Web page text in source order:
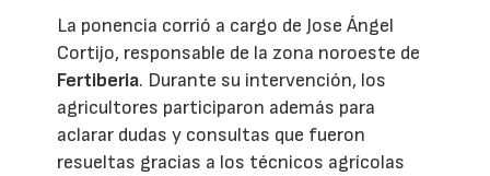
La ponencia corrió a cargo de Jose Ángel
Cortijo, responsable de la zona noroeste de
Fertiberia. Durante su intervención, los
agricultores participaron además para
aclarar dudas y consultas que fueron
resueltas gracias a los técnicos agrícolas